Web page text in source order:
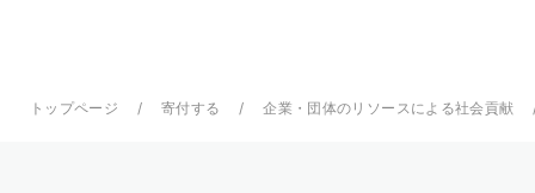
トップページ 寄付する 企業・団体のリソースによる社会貢献